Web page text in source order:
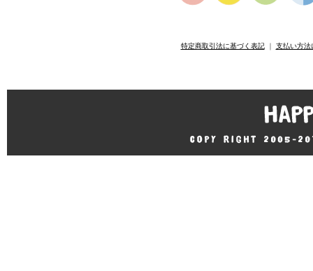
特定商取引法に基づく表記｜ 支払い方法